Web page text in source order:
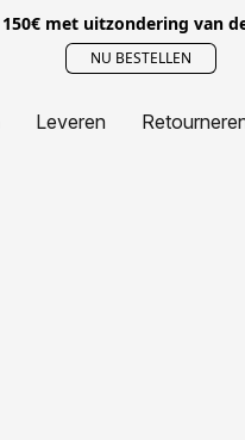
met uitzondering van
NU BESTELLEN
Leveren